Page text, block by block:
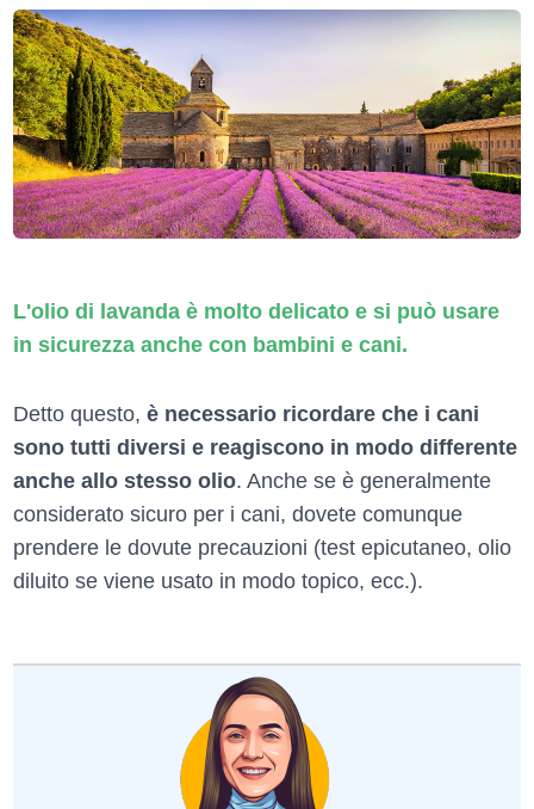
L'olio di lavanda è molto delicato e si può usare
in sicurezza anche con bambini e cani.
Detto questo, è necessario ricordare che i cani
sono tutti diversi e reagiscono in modo differente
anche allo stesso olio. Anche se è generalmente
considerato sicuro per i cani, dovete comunque
prendere le dovute precauzioni (test epicutaneo, olio
diluito se viene usato in modo topico, ecc.).